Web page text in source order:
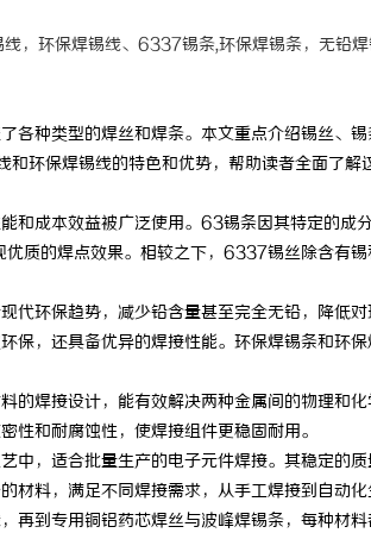
，环保焊锡线、6337锡条,环保焊锡条，无铅
各种类型的焊丝和焊条。本文重点介绍锡丝、
环保焊锡线的特色和优势，帮助读者全面了解
和成本效益被广泛使用。63锡条因其特定的成
质的焊点效果。相较之下，6337锡丝除含有
代环保趋势，减少铅含量甚至完全无铅，降低
保，还具备优异的焊接性能。环保焊锡条和环
的焊接设计，能有效解决两种金属间的物理和
性和耐腐蚀性，使焊接组件更稳固耐用。
中，适合批量生产的电子元件焊接。其稳定的
料，满足不同焊接需求，从手工焊接到自动化
再到专用铜铝药芯焊丝与波峰焊锡条，每种材